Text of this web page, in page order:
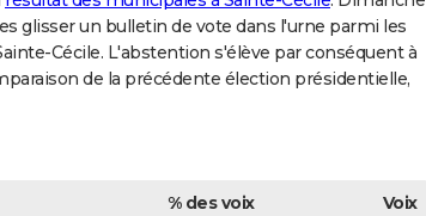
glisser un bulletin de vote dans l'urne parmi les
Cécile. L'abstention s'élève par conséquent à
de la précédente élection présidentielle,
% des voix
Voix